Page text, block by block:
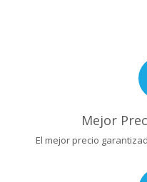
Mejor
El mejor precio